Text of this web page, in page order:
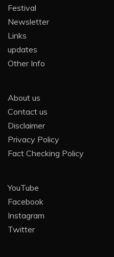
Festival
Newsletter
Links
updates
Other Info
About us
Contact us
Disclaimer
Privacy Policy
Fact Checking Policy
YouTube
Facebook
Instagram
Twitter